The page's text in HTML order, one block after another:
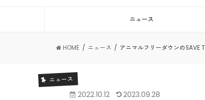
ニュース
HOME ニュース アニマルフリーダウンのSAVE
ニュース
2022.10.12 2023.09.28